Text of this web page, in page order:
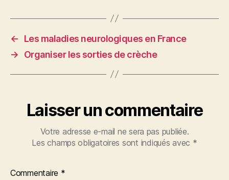
←
Les maladies neurologiques en France
→
Organiser les sorties de crèche
Laisser un commentaire
Votre adresse e-mail ne sera pas publiée.
Les champs obligatoires sont indiqués avec *
Commentaire *